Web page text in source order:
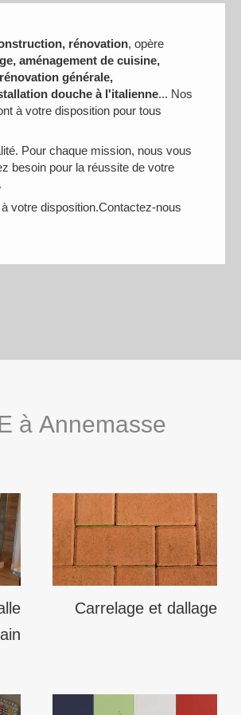
rénovation, opère
aménagement de cuisine,
générale,
douche à l'italienne... Nos
à votre disposition pour tous
Pour chaque mission, nous vous
besoin pour la réussite de votre
votre disposition.Contactez-nous
à Annemasse
Carrelage et dallage